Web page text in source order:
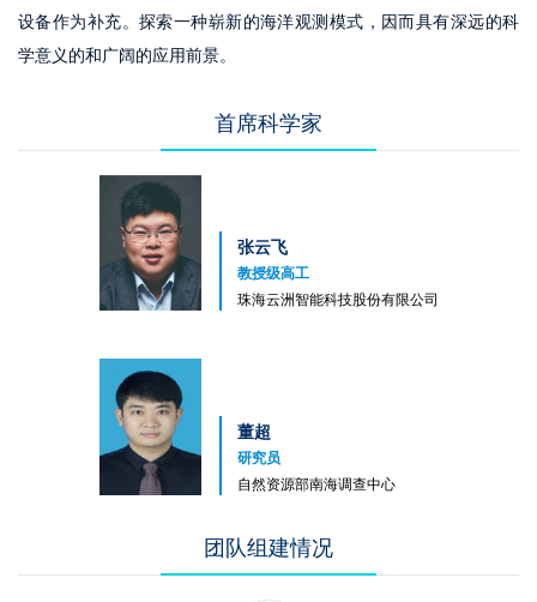
设备作为补充。探索一种崭新的海洋观测模式，因而具有深远的科
学意义的和广阔的应用前景。
首席科学家
张云飞
教授级高工
珠海云洲智能科技股份有限公司
董超
研究员
自然资源部南海调查中心
团队组建情况